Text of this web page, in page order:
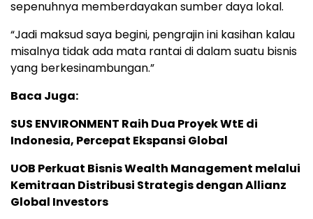
sepenuhnya memberdayakan sumber daya lokal.
“Jadi maksud saya begini, pengrajin ini kasihan kalau
misalnya tidak ada mata rantai di dalam suatu bisnis
yang berkesinambungan.”
Baca Juga:
SUS ENVIRONMENT Raih Dua Proyek WtE di
Indonesia, Percepat Ekspansi Global
UOB Perkuat Bisnis Wealth Management melalui
Kemitraan Distribusi Strategis dengan Allianz
Global Investors